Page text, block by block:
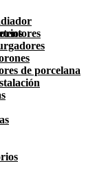
de porcelana